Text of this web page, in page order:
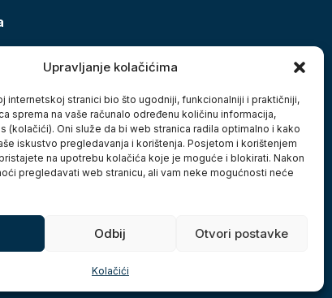
Upravljanje kolačićima
internetskoj stranici bio što ugodniji, funkcionalniji i praktičniji,
sprema na vaše računalo određenu količinu informacija,
(kolačići). Oni služe da bi web stranica radila optimalno i kako
iskustvo pregledavanja i korištenja. Posjetom i korištenjem
na upotrebu kolačića koje je moguće i blokirati. Nakon
pregledavati web stranicu, ali vam neke mogućnosti neće
Odbij Otvori postavke
Kolačići